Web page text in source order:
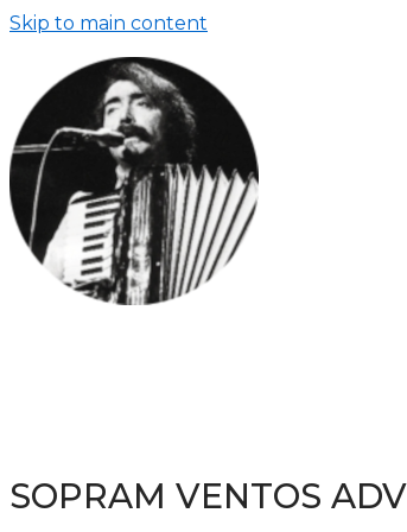
Skip to main content
SOPRAM VENTOS